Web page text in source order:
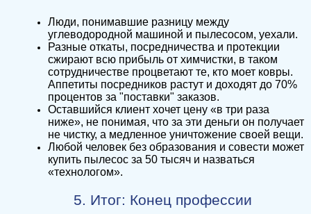
Люди, понимавшие разницу между
углеводородной машиной и пылесосом, уехали.
Разные откаты, посредничества и протекции
сжирают всю прибыль от химчистки, в таком
сотрудничестве процветают те, кто моет ковры.
Аппетиты посредников растут и доходят до 70%
процентов за "поставки" заказов.
Оставшийся клиент хочет цену «в три раза
ниже», не понимая, что за эти деньги он получает
не чистку, а медленное уничтожение своей вещи.
Любой человек без образования и совести может
купить пылесос за 50 тысяч и назваться
«технологом».
5. Итог: Конец профессии